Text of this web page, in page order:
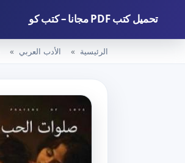
تحميل كتب PDF مجانا – كتب كو
الرئيسية الأدب العربي